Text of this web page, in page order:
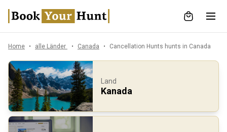
Home alle Länder Canada Cancellation Hunts hunts in Canada
Land
Kanada